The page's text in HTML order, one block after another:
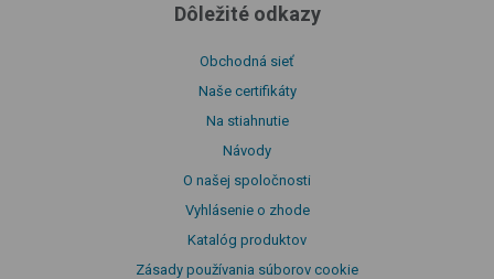
Dôležité odkazy
Obchodná sieť
Naše certifikáty
Na stiahnutie
Návody
O našej spoločnosti
Vyhlásenie o zhode
Katalóg produktov
Zásady používania súborov cookie